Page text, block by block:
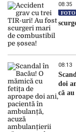
08:35
FOTO
08:13
doi
că